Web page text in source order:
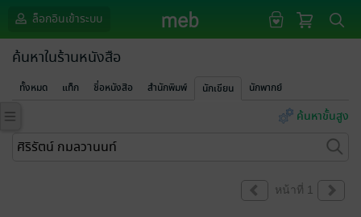
ล็อกอินเข้าระบบ
ค้นหาในร้านหนังสือ
ทั้งหมด แท็ก ชื่อหนังสือ สำนักพิมพ์ นักเขียน นักพากย์
ค้นหาขั้นสูง
หน้าที่ 1